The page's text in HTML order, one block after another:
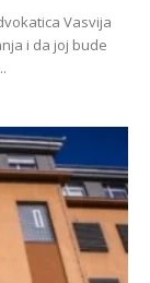
Vasvija
i da joj bude